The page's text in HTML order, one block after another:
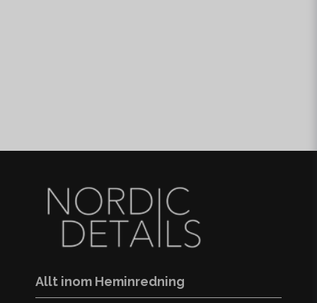
Allt inom Heminredning